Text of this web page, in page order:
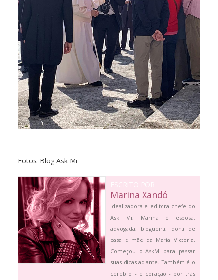
Fotos: Blog Ask Mi
ESCRITO POR
Marina Xandó
Idealizadora e editora chefe do
Ask Mi, Marina é esposa,
advogada, blogueira, dona de
casa e mãe da Maria Victoria.
Começou o AskMi para passar
suas dicas adiante. Também é o
cérebro - e coração - por trás